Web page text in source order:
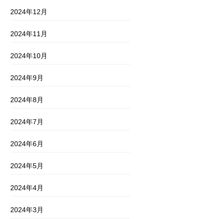
2024年12月
2024年11月
2024年10月
2024年9月
2024年8月
2024年7月
2024年6月
2024年5月
2024年4月
2024年3月